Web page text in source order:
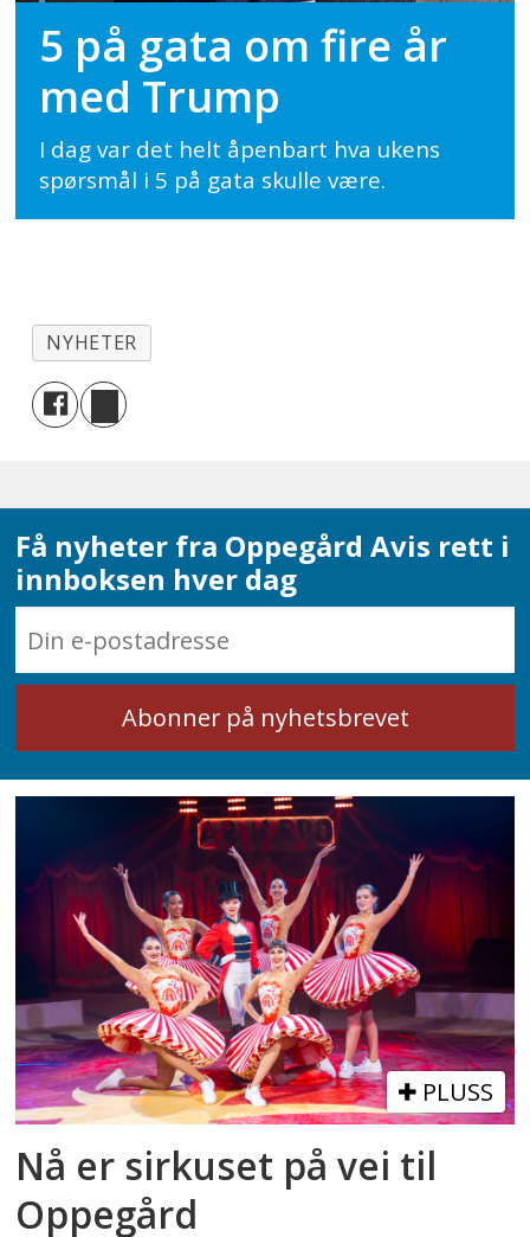
5 på gata om fire år
med Trump
I dag var det helt åpenbart hva ukens
spørsmål i 5 på gata skulle være.
NYHETER
Få nyheter fra Oppegård Avis rett i
innboksen hver dag
PLUSS
Nå er sirkuset på vei til
Oppegård